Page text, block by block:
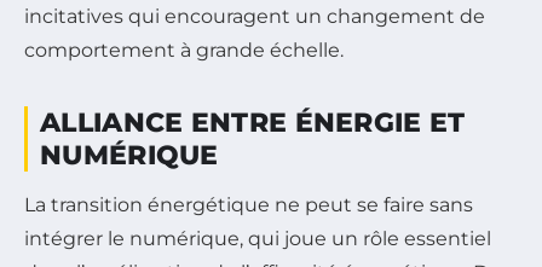
incitatives qui encouragent un changement de
comportement à grande échelle.
ALLIANCE ENTRE ÉNERGIE ET
NUMÉRIQUE
La transition énergétique ne peut se faire sans
intégrer le numérique, qui joue un rôle essentiel